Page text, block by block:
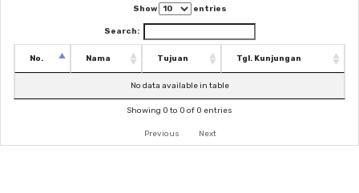
Show entries
Search:
No. Nama Tujuan Tgl. Kunjungan
No data available in table
Showing 0 to 0 of 0 entries
Previous Next